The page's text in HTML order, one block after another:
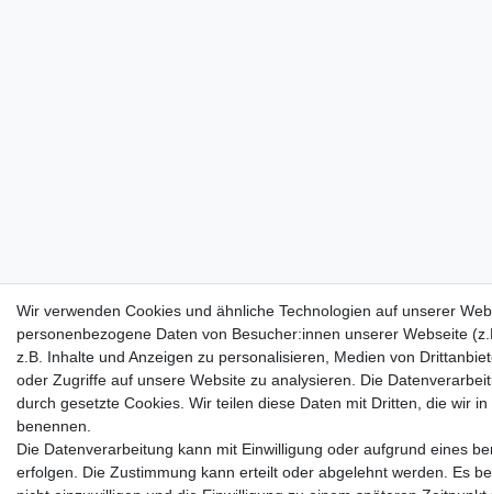
Wir verwenden Cookies und ähnliche Technologien auf unserer
personenbezogene Daten von Besucher:innen unserer Webseite
z.B. Inhalte und Anzeigen zu personalisieren, Medien von
oder Zugriffe auf unsere Website zu analysieren. Die
durch gesetzte Cookies. Wir teilen diese Daten mit Dritten, die wir
benennen.
Die Datenverarbeitung kann mit Einwilligung oder aufgrund eines
erfolgen. Die Zustimmung kann erteilt oder abgelehnt werden. Es